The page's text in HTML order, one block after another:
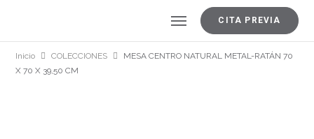
CITA PREVIA
Inicio COLECCIONES
MESA CENTRO NATURAL METAL-RATÁN 70
X 70 X 39,50 CM